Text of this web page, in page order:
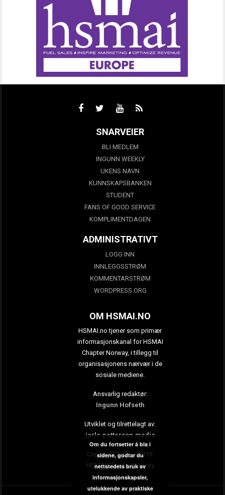
SNARVEIER
BLI MEDLEM
INGUNN WEEKLY
UKENS NAVN
KUNNSKAPSBANKEN
STUDENT
FANS OF GOOD SERVICE
KOMPLIMENTDAGEN
ADMINISTRATIVT
LOGG INN
INNLEGGSSTRØM
KOMMENTARSTRØM
WORDPRESS.ORG
OM HSMAI.NO
HSMAI.no tjener som primær
informasjonskanal for HSMAI
Chapter Norway, i tillegg til
organisasjonens nærvær i de
sosiale mediene.
Ansvarlig redaktør:
Ingunn Hofseth
Utviklet og tilrettelagt av:
jarle.petterson.media
Copyright 2009 – 2019:
HSMAI Chapter Norway
Om du fortsetter å bla i
sidene, godtar du
nettstedets bruk av
informasjonskapsler,
utelukkende av praktiske